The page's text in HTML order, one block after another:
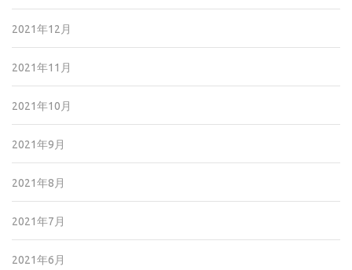
2021年12月
2021年11月
2021年10月
2021年9月
2021年8月
2021年7月
2021年6月